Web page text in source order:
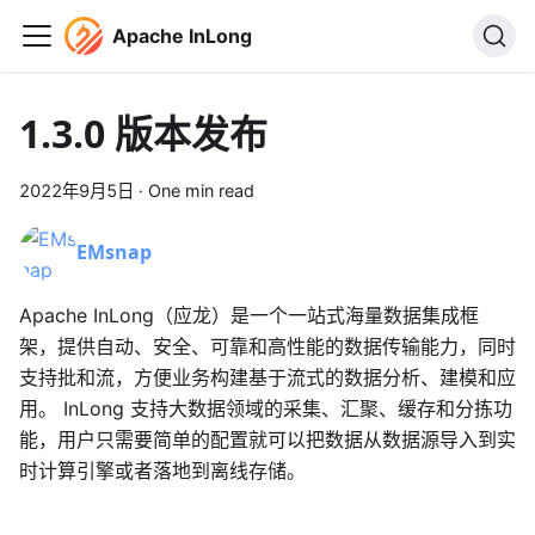
Apache InLong
1.3.0 版本发布
2022年9月5日 · One min read
EMsnap
Apache InLong（应龙）是一个一站式海量数据集成框
架，提供自动、安全、可靠和高性能的数据传输能力，同时
支持批和流，方便业务构建基于流式的数据分析、建模和应
用。 InLong 支持大数据领域的采集、汇聚、缓存和分拣功
能，用户只需要简单的配置就可以把数据从数据源导入到实
时计算引擎或者落地到离线存储。